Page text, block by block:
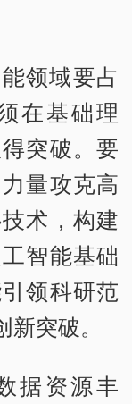
领域要占
在基础理
突破。要
量攻克高
术，构建
智能基础
领科研范
突破。
据资源丰